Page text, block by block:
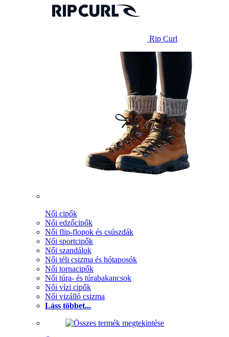
Rip Curl
Női cipők
Női edzőcipők
Női flip-flopok és csúszdák
Női sportcipők
Női szandálok
Női téli csizma és hótaposók
Női tornacipők
Női túra- és túrabakancsok
Női vízi cipők
Női vizálló csizma
Láss többet...